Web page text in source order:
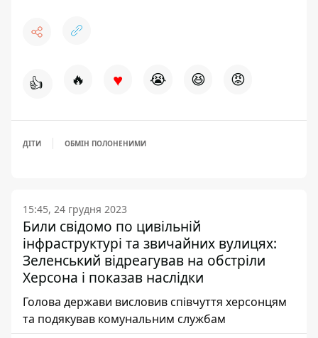
👍 🔥 ♥ 😭 😆 😡
ДІТИ ОБМІН ПОЛОНЕНИМИ
15:45, 24 грудня 2023
Били свідомо по цивільній
інфраструктурі та звичайних вулицях:
Зеленський відреагував на обстріли
Херсона і показав наслідки
Голова держави висловив співчуття херсонцям
та подякував комунальним службам